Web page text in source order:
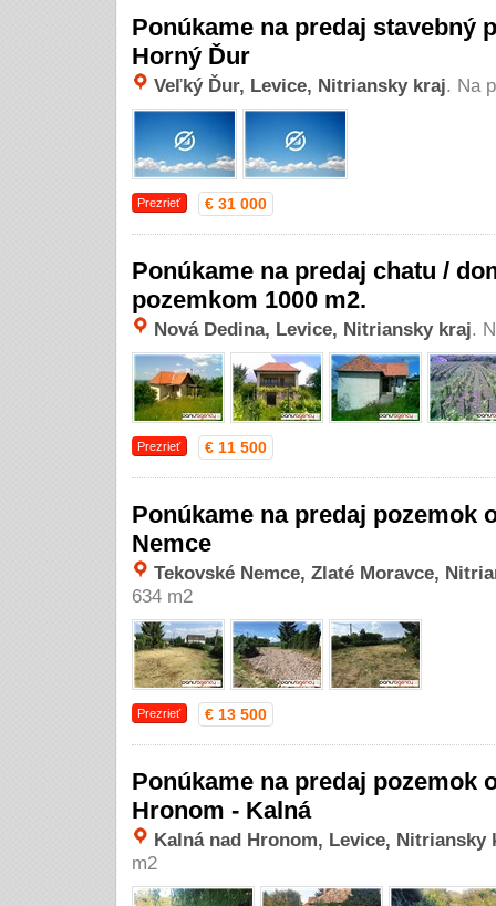
Ponúkame na predaj stavebný
Horný Ďur
Veľký Ďur, Levice, Nitriansky kraj. Na
Prezrieť € 31 000
Ponúkame na predaj chatu /
pozemkom 1000 m2.
Nová Dedina, Levice, Nitriansky kraj.
Prezrieť € 11 500
Ponúkame na predaj pozemok
Nemce
Tekovské Nemce, Zlaté Moravce,
634 m2
Prezrieť € 13 500
Ponúkame na predaj pozemok
Hronom - Kalná
Kalná nad Hronom, Levice, Nitriansky
m2